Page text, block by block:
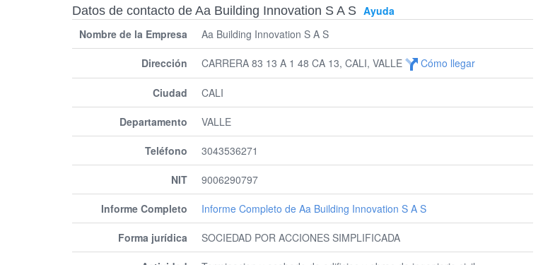
Datos de contacto de Aa Building Innovation S A S Ayuda
Nombre de la Empresa
Aa Building Innovation S A S
Dirección CARRERA 83 13 A 1 48 CA 13, CALI, VALLE Cómo llegar
Ciudad CALI
Departamento VALLE
Teléfono 3043536271
NIT 9006290797
Informe Completo Informe Completo de Aa Building Innovation S A S
Forma jurídica SOCIEDAD POR ACCIONES SIMPLIFICADA